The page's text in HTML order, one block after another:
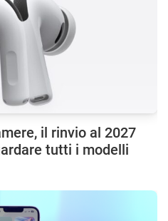
il rinvio al 2027
tutti i modelli